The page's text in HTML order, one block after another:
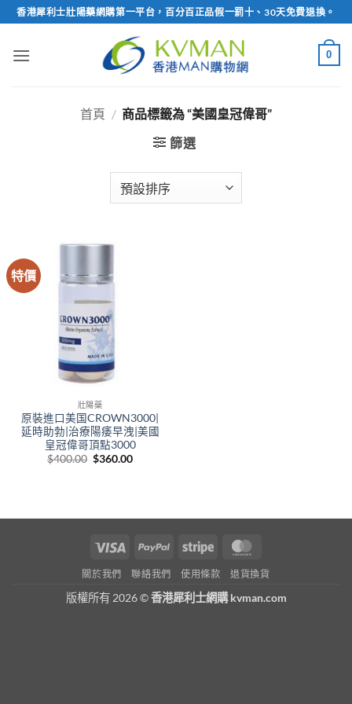
Skip
to
content
香港犀利士壯陽藥網購第一平台，百分百正品假一罰十、30天免費退換。
0
首頁 / 商品標籤為 “美國皇冠偉哥”
篩選
特價
壯陽藥
原裝進口美国CROWN3000|
延時助勃|治療陽痿早洩|美國
皇冠偉哥頂點3000
$400.00 Original
$360.00Current
Visa PayPal Stripe
關於我們 聯絡我們 使用條款 退貨換貨
版權所有 2026 ©香港犀利士網購 kvman.com